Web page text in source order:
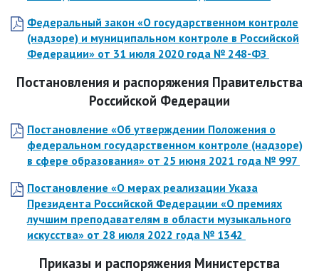
Федеральный закон «О государственном контроле
(надзоре) и муниципальном контроле в Российской
Федерации» от 31 июля 2020 года № 248-ФЗ
Постановления и распоряжения Правительства
Российской Федерации
Постановление «Об утверждении Положения о
федеральном государственном контроле (надзоре)
в сфере образования» от 25 июня 2021 года № 997
Постановление «О мерах реализации Указа
Президента Российской Федерации «О премиях
лучшим преподавателям в области музыкального
искусства» от 28 июля 2022 года № 1342
Приказы и распоряжения Министерства